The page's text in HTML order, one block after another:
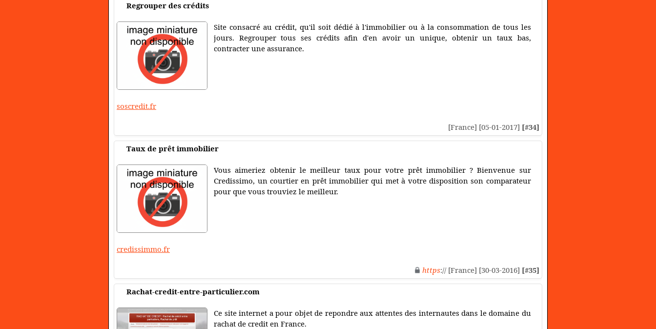
Regrouper des crédits
Site consacré au crédit, qu'il soit dédié à l'immobilier ou à la consommation de tous les
jours. Regrouper tous ses crédits afin d'en avoir un unique, obtenir un taux bas,
contracter une assurance.
soscredit.fr
[France] [05-01-2017] [#34]
Taux de prêt immobilier
Vous aimeriez obtenir le meilleur taux pour votre prêt immobilier ? Bienvenue sur
Credissimo, un courtier en prêt immobilier qui met à votre disposition son comparateur
pour que vous trouviez le meilleur.
credissimmo.fr
https:// [France] [30-03-2016] [#35]
Rachat-credit-entre-particulier.com
Ce site internet a pour objet de repondre aux attentes des internautes dans le domaine du
rachat de credit en France.